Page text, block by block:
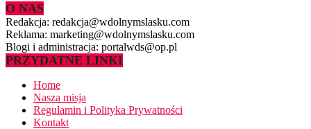
O NAS
Redakcja: redakcja@wdolnymslasku.com
Reklama: marketing@wdolnymslasku.com
Blogi i administracja: portalwds@op.pl
PRZYDATNE LINKI
Home
Nasza misja
Regulamin i Polityka Prywatności
Kontakt